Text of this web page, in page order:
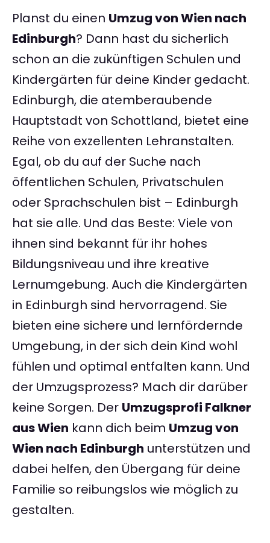
Planst du einen Umzug von Wien nach
Edinburgh? Dann hast du sicherlich
schon an die zukünftigen Schulen und
Kindergärten für deine Kinder gedacht.
Edinburgh, die atemberaubende
Hauptstadt von Schottland, bietet eine
Reihe von exzellenten Lehranstalten.
Egal, ob du auf der Suche nach
öffentlichen Schulen, Privatschulen
oder Sprachschulen bist – Edinburgh
hat sie alle. Und das Beste: Viele von
ihnen sind bekannt für ihr hohes
Bildungsniveau und ihre kreative
Lernumgebung. Auch die Kindergärten
in Edinburgh sind hervorragend. Sie
bieten eine sichere und lernfördernde
Umgebung, in der sich dein Kind wohl
fühlen und optimal entfalten kann. Und
der Umzugsprozess? Mach dir darüber
keine Sorgen. Der Umzugsprofi Falkner
aus Wien kann dich beim Umzug von
Wien nach Edinburgh unterstützen und
dabei helfen, den Übergang für deine
Familie so reibungslos wie möglich zu
gestalten.